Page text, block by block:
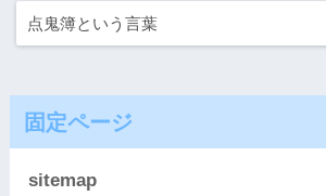
点鬼簿という言葉
固定ページ
sitemap